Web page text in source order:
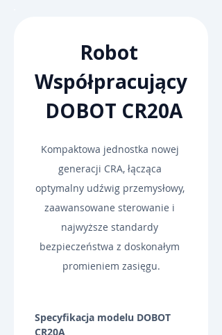
Robot
Współpracujący
DOBOT CR20A
Kompaktowa jednostka nowej
generacji CRA, łącząca
optymalny udźwig przemysłowy,
zaawansowane sterowanie i
najwyższe standardy
bezpieczeństwa z doskonałym
promieniem zasięgu.
Specyfikacja modelu DOBOT
CR20A